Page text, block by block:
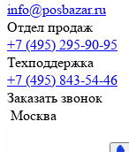
info@posbazar.ru
Отдел продаж
+7 (495) 295-90-95
Техподдержка
+7 (495) 843-54-46
Заказать звонок
Москва